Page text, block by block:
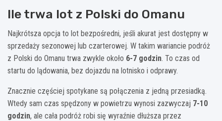
Ile trwa lot z Polski do Omanu
Najkrótsza opcja to lot bezpośredni, jeśli akurat jest dostępny w
sprzedaży sezonowej lub czarterowej. W takim wariancie podróż
z Polski do Omanu trwa zwykle około 6-7 godzin. To czas od
startu do lądowania, bez dojazdu na lotnisko i odprawy.
Znacznie częściej spotykane są połączenia z jedną przesiadką.
Wtedy sam czas spędzony w powietrzu wynosi zazwyczaj 7-10
godzin, ale cała podróż robi się wyraźnie dłuższa przez